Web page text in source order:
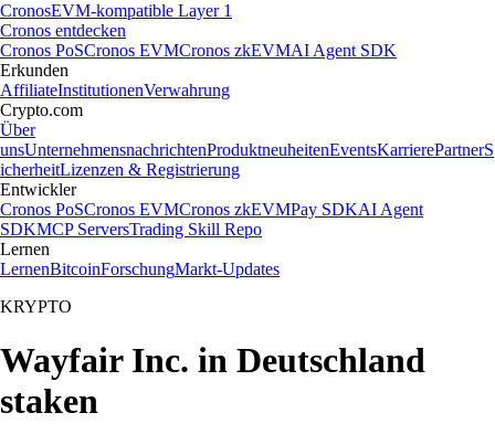
CronosEVM-kompatible Layer 1
Cronos entdecken
Cronos PoSCronos EVMCronos zkEVMAI Agent SDK
Erkunden
AffiliateInstitutionenVerwahrung
Crypto.com
Über
unsUnternehmensnachrichtenProduktneuheitenEventsKarrierePartnerS
icherheitLizenzen & Registrierung
Entwickler
Cronos PoSCronos EVMCronos zkEVMPay SDKAI Agent
SDKMCP ServersTrading Skill Repo
Lernen
LernenBitcoinForschungMarkt-Updates
KRYPTO
Wayfair Inc. in Deutschland
staken